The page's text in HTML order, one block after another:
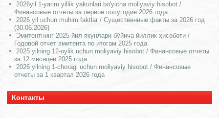
2026yil 1-yarim yillik yakunlari bo'yicha moliyaviy hisobot /
Финансовые отчеты за первое полугодие 2026 года
2026 yil uchun muhim faktlar / Существенные факты за 2026 год
(30.06.2026)
Эмитентнинг 2025 йил якунлари бўйича йиллик ҳисоботи /
Годовой отчет эмитента по итогам 2025 года
2025 yilning 12-oylik uchun moliyaviy hisobot / Финансовые отчеты
за 12 месяцев 2025 года
2026 yilning 1-choragi uchun moliyaviy hisobot / Финансовые
отчеты за 1 квартал 2026 года
Контакты